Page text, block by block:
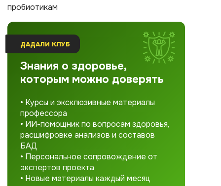
пробиотикам
ДАДАЛИ КЛУБ
Знания о здоровье,
которым можно доверять
• Курсы и эксклюзивные материалы
профессора
• ИИ-помощник по вопросам здоровья,
расшифровке анализов и составов
БАД
• Персональное сопровождение от
экспертов проекта
• Новые материалы каждый месяц